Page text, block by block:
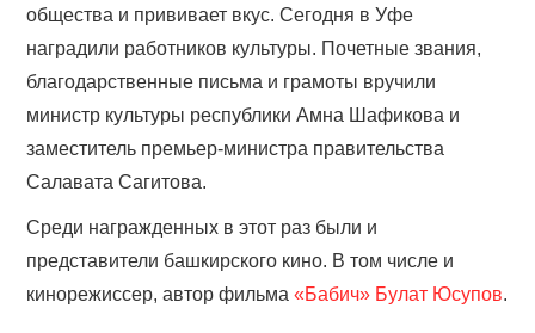
общества и прививает вкус. Сегодня в Уфе
наградили работников культуры. Почетные звания,
благодарственные письма и грамоты вручили
министр культуры республики Амна Шафикова и
заместитель премьер-министра правительства
Салавата Сагитова.
Среди награжденных в этот раз были и
представители башкирского кино. В том числе и
кинорежиссер, автор фильма«Бабич» Булат Юсупов.